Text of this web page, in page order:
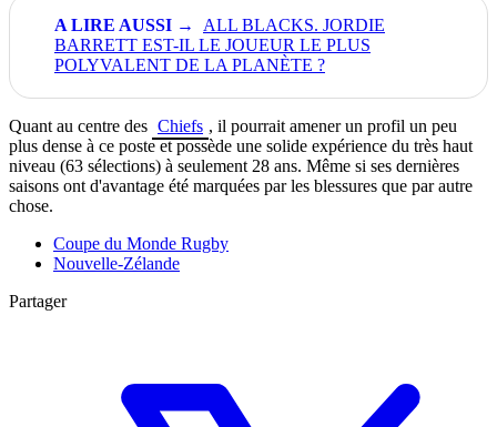
ALL BLACKS. JORDIE
BARRETT EST-IL LE JOUEUR LE PLUS
POLYVALENT DE LA PLANÈTE ?
Quant au centre des Chiefs , il pourrait amener un profil un peu
plus dense à ce poste et possède une solide expérience du très haut
niveau (63 sélections) à seulement 28 ans. Même si ses dernières
saisons ont d'avantage été marquées par les blessures que par autre
chose.
Coupe du Monde Rugby
Nouvelle-Zélande
Partager